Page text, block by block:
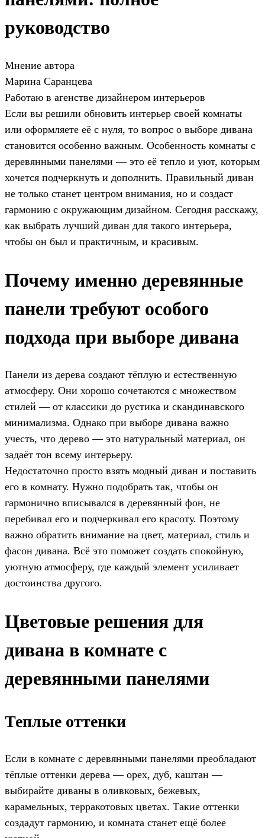
руководство
Мнение автора
Марина Саранцева
Работаю в агенстве дизайнером интерьеров
Если вы решили обновить интерьер своей комнаты
или оформляете её с нуля, то вопрос о выборе дивана
становится особенно важным. Особенность комнаты с
деревянными панелями — это её тепло и уют, которым
хочется подчеркнуть и дополнить. Правильный диван
не только станет центром внимания, но и создаст
гармонию с окружающим дизайном. Сегодня расскажу,
как выбрать лучший диван для такого интерьера,
чтобы он был и практичным, и красивым.
Почему именно деревянные
панели требуют особого
подхода при выборе дивана
Панели из дерева создают тёплую и естественную
атмосферу. Они хорошо сочетаются с множеством
стилей — от классики до рустика и скандинавского
минимализма. Однако при выборе дивана важно
учесть, что дерево — это натуральный материал, он
задаёт тон всему интерьеру.
Недостаточно просто взять модный диван и поставить
его в комнату. Нужно подобрать так, чтобы он
гармонично вписывался в деревянный фон, не
перебивал его и подчеркивал его красоту. Поэтому
важно обратить внимание на цвет, материал, стиль и
фасон дивана. Всё это поможет создать спокойную,
уютную атмосферу, где каждый элемент усиливает
достоинства другого.
Цветовые решения для
дивана в комнате с
деревянными панелями
Теплые оттенки
Если в комнате с деревянными панелями преобладают
тёплые оттенки дерева — орех, дуб, каштан —
выбирайте диваны в оливковых, бежевых,
карамельных, терракотовых цветах. Такие оттенки
создадут гармонию, и комната станет ещё более